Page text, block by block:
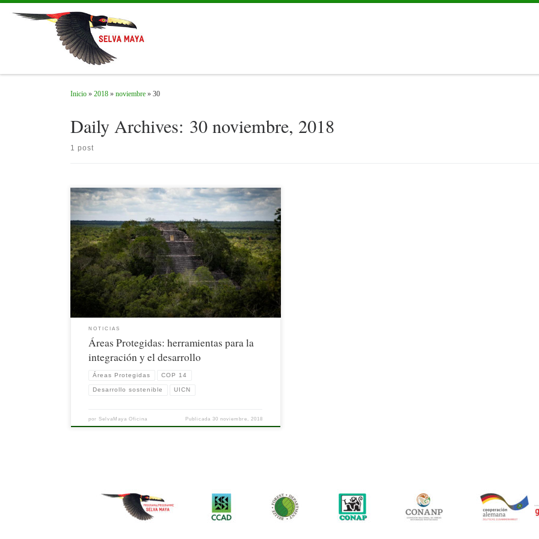
Skip to content
Inicio » 2018 » noviembre » 30
Daily Archives: 30 noviembre, 2018
1 post
Nota publicada originalmente por UIC. Disponible
en: https://www.iucn.org/es/news/mexico-america-central-y-el-
caribe/201811/areas-protegidas-herramientas-para-la-integracion-y-
el-desarrollo
NOTICIAS
Áreas Protegidas: herramientas para la
integración y el desarrollo
Áreas Protegidas COP 14
Desarrollo sostenible UICN
porSelvaMaya Oficina Publicada 30 noviembre, 2018